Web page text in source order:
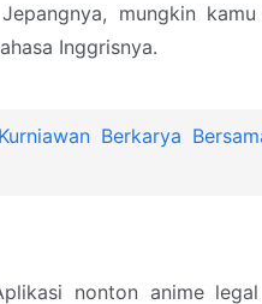
mungkin
Inggrisnya.
Berkarya
nonton anime